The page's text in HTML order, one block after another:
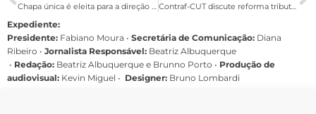
Contraf-CUT discute reforma tributária e Estado que queremos no Brasil
Expediente:
Presidente: Fabiano Moura • Secretária de Comunicação: Diana
Ribeiro • Jornalista Responsável: Beatriz Albuquerque
• Redação: Beatriz Albuquerque e Brunno Porto • Produção de
audiovisual: Kevin Miguel • Designer: Bruno Lombardi